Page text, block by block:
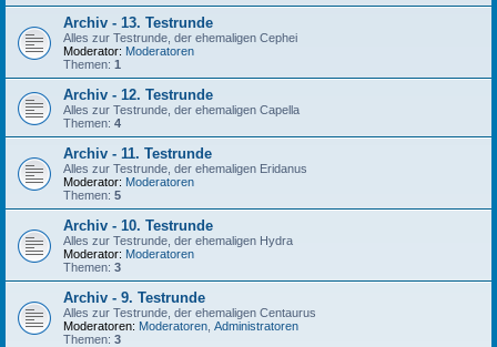
Archiv - 13. Testrunde
Alles zur Testrunde, der ehemaligen Cephei
Moderator: Moderatoren
Themen: 1
Archiv - 12. Testrunde
Alles zur Testrunde, der ehemaligen Capella
Themen: 4
Archiv - 11. Testrunde
Alles zur Testrunde, der ehemaligen Eridanus
Moderator: Moderatoren
Themen: 5
Archiv - 10. Testrunde
Alles zur Testrunde, der ehemaligen Hydra
Moderator: Moderatoren
Themen: 3
Archiv - 9. Testrunde
Alles zur Testrunde, der ehemaligen Centaurus
Moderatoren: Moderatoren Administratoren
Themen: 3